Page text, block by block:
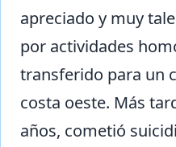
apreciado y muy
por actividades
transferido para un
costa oeste. Más
años, cometió